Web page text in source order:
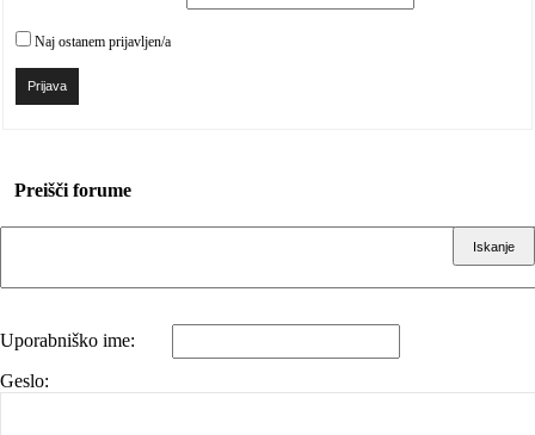
Naj ostanem prijavljen/a
Prijava
Preišči forume
Uporabniško ime:
Geslo: